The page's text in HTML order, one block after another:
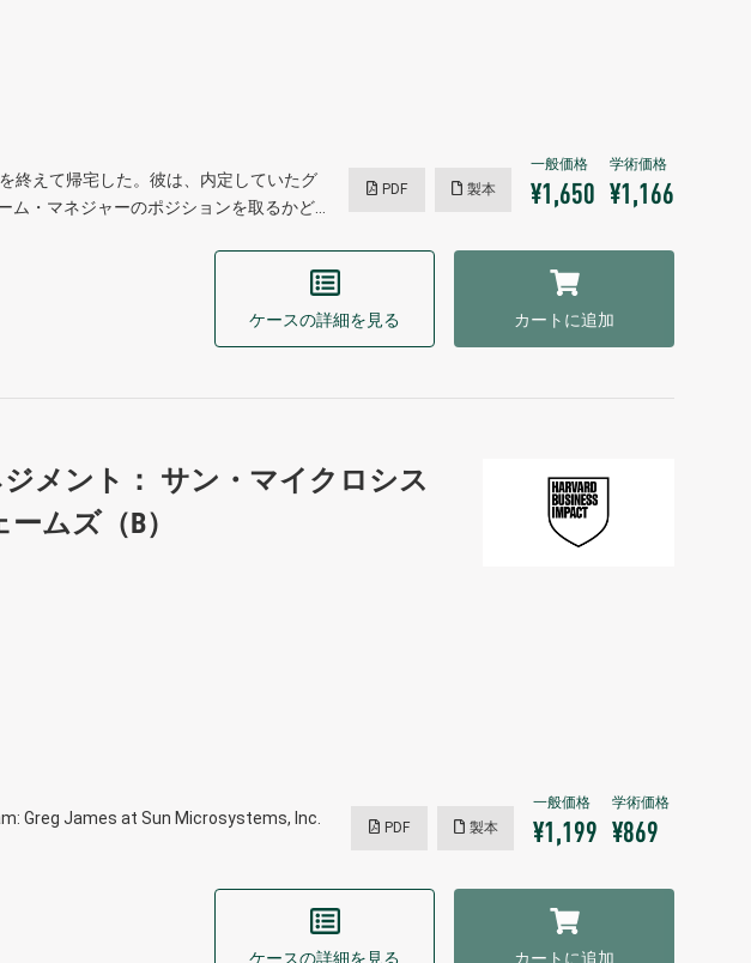
終えて帰宅した。彼は、内定していたグ
ム・マネジャーのポジションを取るかど…
PDF 製本 ¥1,650 ¥1,166
ケースの詳細を見る カートに追加
メント： サン・マイクロシス
ムズ（B）
Greg James at Sun Microsystems, Inc.
PDF 製本 ¥1,199 ¥869
ケースの詳細を見る カートに追加